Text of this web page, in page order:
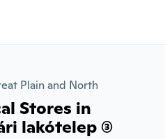
Plain and North
Stores in
lakótelep (3)